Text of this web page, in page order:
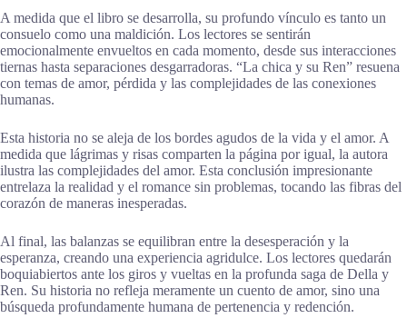
A medida que el libro se desarrolla, su profundo vínculo es tanto un
consuelo como una maldición. Los lectores se sentirán
emocionalmente envueltos en cada momento, desde sus interacciones
tiernas hasta separaciones desgarradoras. “La chica y su Ren” resuena
con temas de amor, pérdida y las complejidades de las conexiones
humanas.
Esta historia no se aleja de los bordes agudos de la vida y el amor. A
medida que lágrimas y risas comparten la página por igual, la autora
ilustra las complejidades del amor. Esta conclusión impresionante
entrelaza la realidad y el romance sin problemas, tocando las fibras del
corazón de maneras inesperadas.
Al final, las balanzas se equilibran entre la desesperación y la
esperanza, creando una experiencia agridulce. Los lectores quedarán
boquiabiertos ante los giros y vueltas en la profunda saga de Della y
Ren. Su historia no refleja meramente un cuento de amor, sino una
búsqueda profundamente humana de pertenencia y redención.